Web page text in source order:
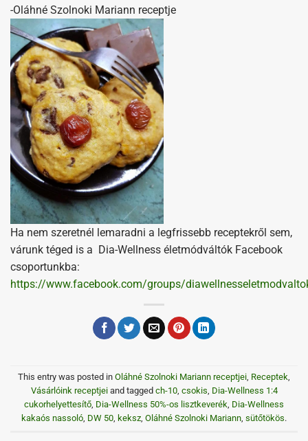
-Oláhné Szolnoki Mariann receptje
Ha nem szeretnél lemaradni a legfrissebb receptekről sem,
várunk téged is a Dia-Wellness életmódváltók Facebook
csoportunkba:
https://www.facebook.com/groups/
This entry was posted in Oláhné Szolnoki Mariann receptjei Receptek
Vásárlóink receptjeiand tagged ch-10, csokis Dia-Wellness 1:4
cukorhelyettesítő Dia-Wellness 50%-os lisztkeverék Dia-Wellness
kakaós nassoló DW 50 keksz Oláhné Szolnoki Mariann sütőtökös.